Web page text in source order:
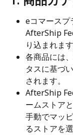
eコマースプ
AfterShip
り込まれます
各商品には
タスに基づ
されます。
AfterShip
ームストア
手動でマッ
るストアを